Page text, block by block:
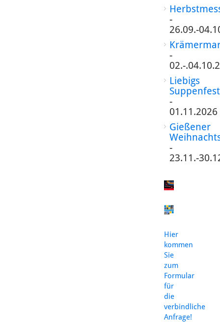
-
26.09.-
-
02.-
Liebigs
Suppenfest
-
01.11.2026
Gießener
-
23.11.-
Hier
kommen
Sie
zum
Formular
für
die
verbindliche
Anfrage!